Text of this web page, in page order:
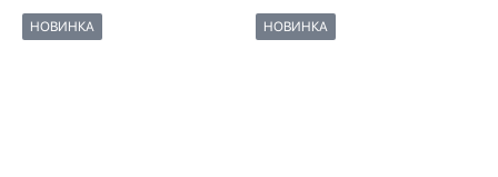
НОВИНКА НОВИНКА